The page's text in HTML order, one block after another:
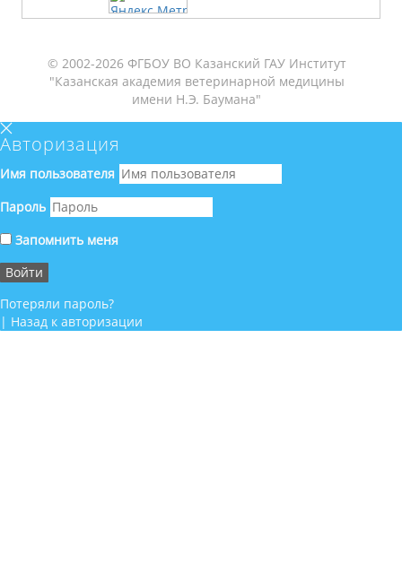
© 2002-2026 ФГБОУ ВО Казанский ГАУ Институт
"Казанская академия ветеринарной медицины
имени Н.Э. Баумана"
Авторизация
Имя пользователя
Пароль
Запомнить меня
Потеряли пароль?
| Назад к авторизации